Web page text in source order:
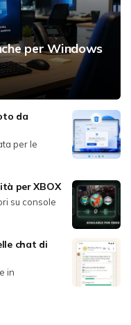
per Windows
da
per le
per XBOX
su console
chat di
in